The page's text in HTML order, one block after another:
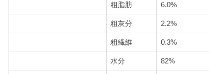
粗脂肪 6.0%
粗灰分 2.2%
粗繊維 0.3%
水分 82%